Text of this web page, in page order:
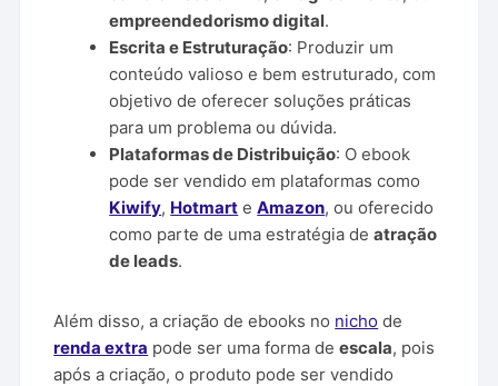
empreendedorismo digital.
Escrita e Estruturação: Produzir um
conteúdo valioso e bem estruturado, com
objetivo de oferecer soluções práticas
para um problema ou dúvida.
Plataformas de Distribuição: O ebook
pode ser vendido em plataformas como
Kiwify, Hotmart eAmazon, ou oferecido
como parte de uma estratégia deatração
de leads.
Além disso, a criação de ebooks no nicho de
renda extra pode ser uma forma deescala, pois
após a criação, o produto pode ser vendido